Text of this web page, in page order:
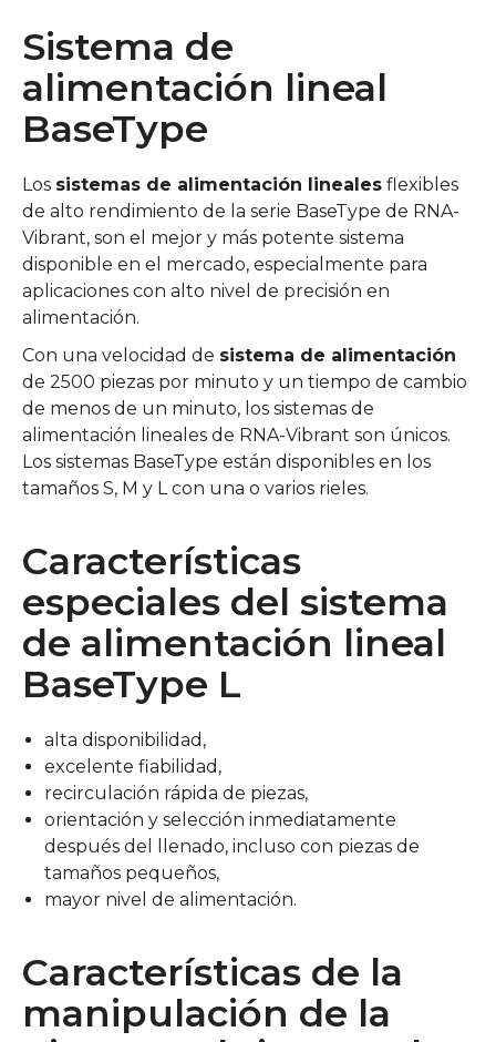
Sistema de
alimentación lineal
BaseType
Los sistemas de alimentación lineales flexibles
de alto rendimiento de la serie BaseType de RNA-
Vibrant, son el mejor y más potente sistema
disponible en el mercado, especialmente para
aplicaciones con alto nivel de precisión en
alimentación.
Con una velocidad de sistema de alimentación
de 2500 piezas por minuto y un tiempo de cambio
de menos de un minuto, los sistemas de
alimentación lineales de RNA-Vibrant son únicos.
Los sistemas BaseType están disponibles en los
tamaños S, M y L con una o varios rieles.
Características
especiales del sistema
de alimentación lineal
BaseType L
alta disponibilidad,
excelente fiabilidad,
recirculación rápida de piezas,
orientación y selección inmediatamente
después del llenado, incluso con piezas de
tamaños pequeños,
mayor nivel de alimentación.
Características de la
manipulación de la